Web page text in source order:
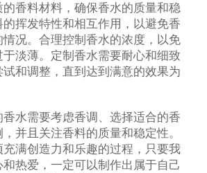
的香料材料，确保香水的质量和稳
挥发特性和相互作用，以避免香
况。合理控制香水的浓度，以免
淡薄。定制香水需要耐心和细致
和调整，直到达到满意的效果为
水需要考虑香调、选择适合的香
并且关注香料的质量和稳定性。
满创造力和乐趣的过程，只要我
热爱，一定可以制作出属于自己